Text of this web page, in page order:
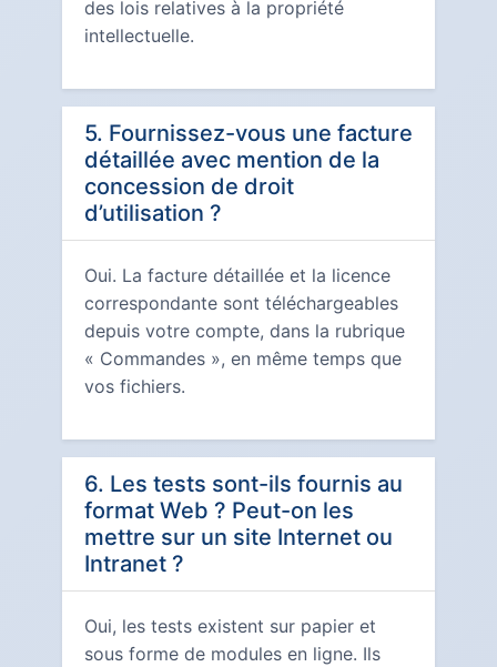
des lois relatives à la propriété
intellectuelle.
5. Fournissez-vous une facture
détaillée avec mention de la
concession de droit
d’utilisation ?
Oui. La facture détaillée et la licence
correspondante sont téléchargeables
depuis votre compte, dans la rubrique
« Commandes », en même temps que
vos fichiers.
6. Les tests sont-ils fournis au
format Web ? Peut-on les
mettre sur un site Internet ou
Intranet ?
Oui, les tests existent sur papier et
sous forme de modules en ligne. Ils